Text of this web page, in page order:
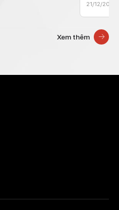
21/12/2025
Xem thêm